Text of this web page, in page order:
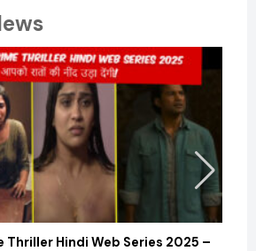
Thriller Hindi Web Series 2025 –